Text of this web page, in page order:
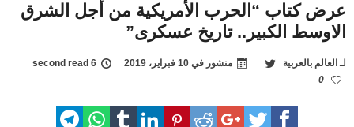
عرض كتاب “الحرب الأمريكية من أجل الشرق
الاوسط الكبير.. تاريخ عسكرى”
لـ العالم بالعربية منشور في 10 فبراير، 2019
6 second read
0